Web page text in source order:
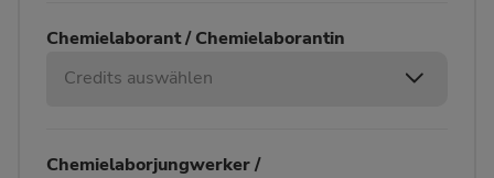
Chemielaborant / Chemielaborantin
Credits auswählen
Chemielaborjungwerker /